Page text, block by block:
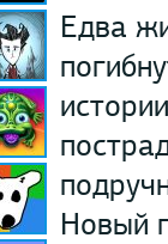
Едва
Новый